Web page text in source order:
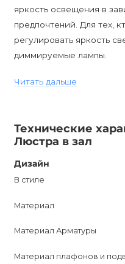
яркость освещения в
предпочтений. Для тех,
регулировать яркость
диммируемые лампы.
Люстра имеет
легкую замену лампочек.
FLOW Дизайнерская
функциональный
привлекает внимание и
люстре изысканность и
Читать дальше
Технические
Люстра в зал
Дизайн
В стиле
Материал
Материал Арматуры
Материал плафонов и